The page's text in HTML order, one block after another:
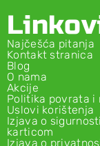
Najčešća pitanja
Kontakt stranica
Blog
O nama
Akcije
Politika povrata i
Uslovi korištenja
Izjava o
karticom
Izjava o